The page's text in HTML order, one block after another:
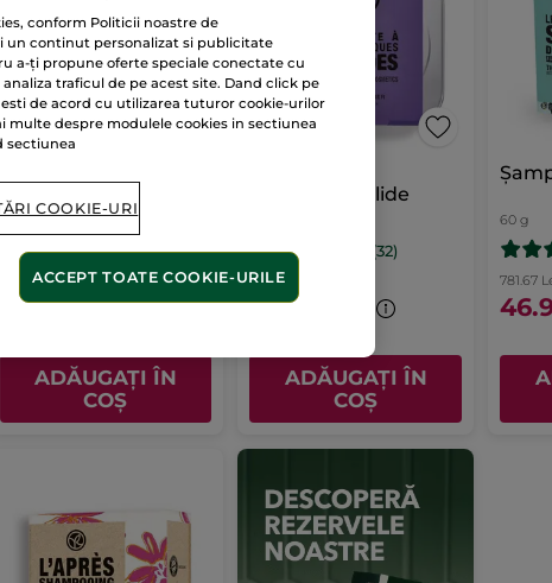
strălucire
60 g
(362)
781.67 Lei / 1kg
46.90 Lei
ADĂUGAȚI ÎN
COȘ
cosmetice solide
(32)
19.90 Lei
ADĂUGAȚI ÎN
COȘ
60 g
781.67
conform Politicii noastre de
continut personalizat si publicitate
a-ți propune oferte speciale conectate cu
traficul de pe acest site. Dand click pe
de acord cu utilizarea tuturor cookie-urilor
multe despre modulele cookies in sectiunea
sectiunea
COOKIE-URI
ACCEPT TOATE COOKIE-URILE